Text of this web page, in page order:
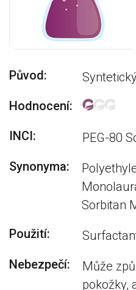
Původ:
Syntetický
Hodnocení:
INCI:
PEG-80
Synonyma:
Sorbitan
Použití:
Nebezpečí:
Může
pokožky,